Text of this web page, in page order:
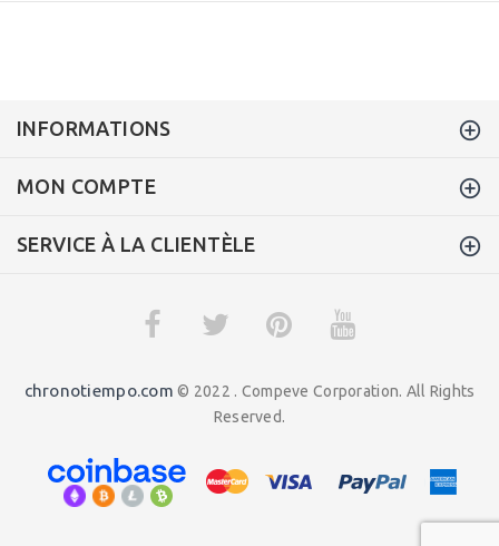
INFORMATIONS
MON COMPTE
SERVICE À LA CLIENTÈLE
chronotiempo.com © 2022 . Compeve Corporation. All Rights
Reserved.